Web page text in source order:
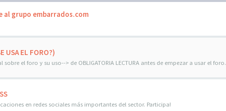
al grupo embarrados.com
USA EL FORO?)
el foro y su uso--> de OBLIGATORIA LECTURA antes de empezar a usar el foro.
en redes sociales más importantes del sector. Participa!